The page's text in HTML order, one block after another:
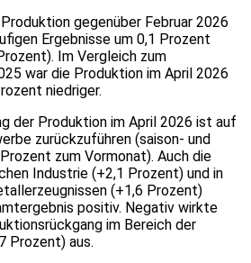
gegenüber Februar 2026
Ergebnisse um 0,1 Prozent
Im Vergleich zum
war die Produktion im April 2026
niedriger.
der Produktion im April 2026 ist auf
zurückzuführen (saison- und
zum Vormonat). Auch die
Industrie (+2,1 Prozent) und in
(+1,6 Prozent)
positiv. Negativ wirkte
im Bereich der
Prozent) aus.